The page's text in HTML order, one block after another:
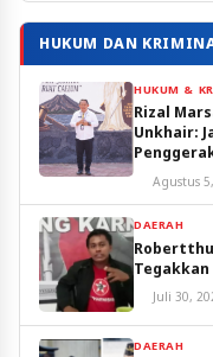
HUKUM DAN
HUKUM &
Rizal
Unkhair:
Utara
Agustus
DAERAH
Tegakkan
Juli 30,
DAERAH